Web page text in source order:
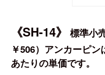
《SH-14》 標準小
￥506）アンカーピ
あたりの単価です。